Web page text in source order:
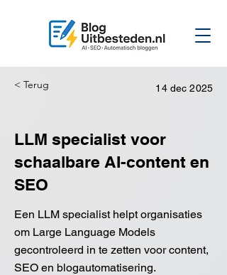
< Terug 14 dec 2025
LLM specialist voor
schaalbare AI-content en
SEO
Een LLM specialist helpt organisaties
om Large Language Models
gecontroleerd in te zetten voor content,
SEO en blogautomatisering.